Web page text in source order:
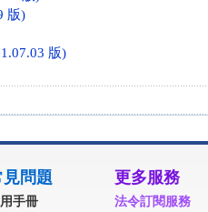
版)
版)
見問題
手冊
更多服務
法令訂閱服務